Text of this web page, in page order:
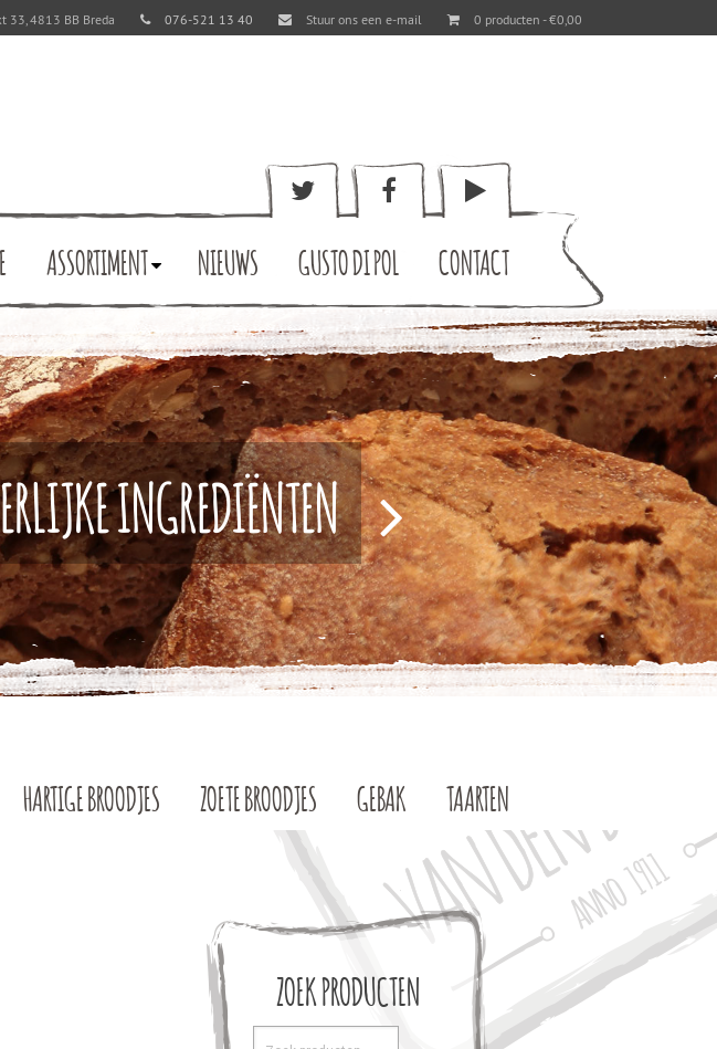
33, 4813 BB Breda 076-521 13 40 Stuur ons een e-mail 0 producten -€0,00
INGREDIËNTEN
ASSORTIMENT NIEUWS GUSTO DI POL CONTACT
HARTIGE BROODJES ZOETE BROODJES GEBAK TAARTEN
ZOEK PRODUCTEN